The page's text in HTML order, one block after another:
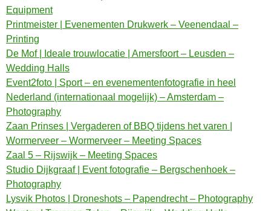
Equipment
Printmeister | Evenementen Drukwerk – Veenendaal –
Printing
De Mof | Ideale trouwlocatie | Amersfoort – Leusden –
Wedding Halls
Event2foto | Sport – en evenementenfotografie in heel
Nederland (internationaal mogelijk) – Amsterdam –
Photography
Zaan Prinses | Vergaderen of BBQ tijdens het varen |
Wormerveer – Wormerveer – Meeting Spaces
Zaal 5 – Rijswijk – Meeting Spaces
Studio Dijkgraaf | Event fotografie – Bergschenhoek –
Photography
Lysvik Photos | Droneshots – Papendrecht – Photography